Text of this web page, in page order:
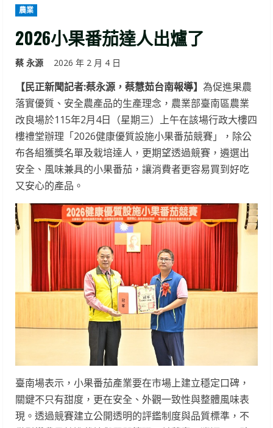
農業
2026小果番茄達人出爐了
蔡 永源 2026 年 2 月 4 日
【民正新聞記者:蔡永源，蔡慧茹台南報導】 為促進果農
落實優質、安全農產品的生產理念，農業部臺南區農業
改良場於115年2月4日（星期三）上午在該場行政大樓四
樓禮堂辦理「2026健康優質設施小果番茄競賽」，除公
布各組獲獎名單及栽培達人，更期望透過競賽，遴選出
安全、風味兼具的小果番茄，讓消費者更容易買到好吃
又安心的產品。
臺南場表示，小果番茄產業要在市場上建立穩定口碑，
關鍵不只有甜度，更在安全、外觀一致性與整體風味表
現。透過競賽建立公開透明的評鑑制度與品質標準，不